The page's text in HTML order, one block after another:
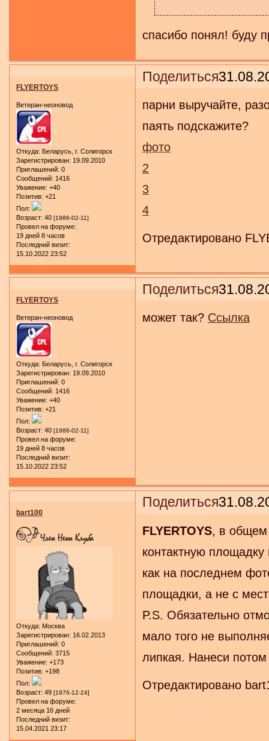
спасибо понял! буду
Поделиться
FLYERTOYS
Ветеран-неоновод
Откуда: Беларусь, г. Солигорск
Зарегистрирован: 19.09.2010
Приглашений: 0
Сообщений: 1416
Уважение: +40
Позитив: +21
Пол:
Возраст: 40 [1986-02-11]
Провел на форуме:
19 дней 8 часов
Последний визит:
15.10.2022 23:52
парни выручайте,
паять подскажите?
фото
2
3
4
Отредактировано
Поделиться
FLYERTOYS
Ветеран-неоновод
Откуда: Беларусь, г. Солигорск
Зарегистрирован: 19.09.2010
Приглашений: 0
Сообщений: 1416
Уважение: +40
Позитив: +21
Пол:
Возраст: 40 [1986-02-11]
Провел на форуме:
19 дней 8 часов
Последний визит:
15.10.2022 23:52
может так? Ссылка
Поделиться
bart100
Откуда: Москва
Зарегистрирован: 16.02.2013
Приглашений: 0
Сообщений: 3715
Уважение: +173
Позитив: +198
Пол:
Возраст: 49 [1976-12-24]
Провел на форуме:
2 месяца 16 дней
Последний визит:
15.04.2021 23:17
FLYERTOYS, в общем
контактную
как на последнем
площадки, а не с
P.S. Обязательно
мало того не
липкая. Нанеси
Отредактировано